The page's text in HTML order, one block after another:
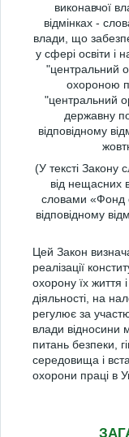
виконавчої
відмінках -
влади, що
у сфері освіти і
"центральний
охороною
"центральний
державну
відповідному
(У тексті Закону
від нещасних
словами «Фонд
відповідному
Цей Закон
реалізації
охорону їх життя
діяльності, на
регулює за
влади відносини
питань безпеки,
середовища і
охорони праці в